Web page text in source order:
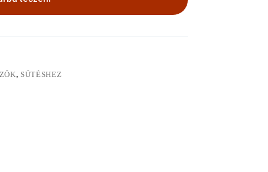
, SÜTÉSHEZ